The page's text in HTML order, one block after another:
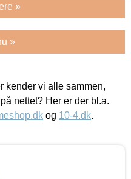
»
»
kender vi alle sammen,
nettet? Her er der bl.a.
og 10-4.dk.